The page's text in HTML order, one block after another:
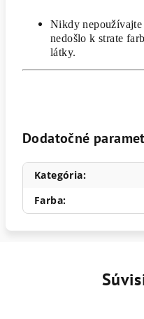
Nikdy
nedošlo k strate
látky.
Dodatočné
Kategória:
Farba: